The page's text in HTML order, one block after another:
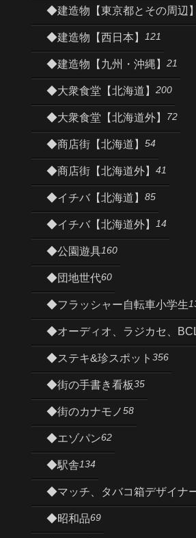
◆建造物【東京都とその周辺】
◆建造物【西日本】 121
◆建造物【九州・沖縄】 21
◆大衆食堂【北海道】 200
◆大衆食堂【北海道外】 72
◆商店街【北海道】 54
◆商店街【北海道外】 41
◆イチバ【北海道】 85
◆イチバ【北海道外】 14
◆公園遊具160
◆団地世代60
◆フラッシャー自転車小学生
◆オーディオ、ラジカセ、
◆ステキ&珍スポット 356
◆街の手書き看板35
◆街のカナモノ58
◆エゾパン62
◆駅舎134
◆マッチ、タバコ箱デザイナ
◆昭和品69